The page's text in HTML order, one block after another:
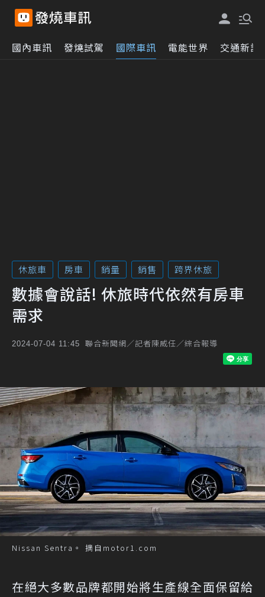
國內車訊 發燒試駕 國際車訊 電能世界 交通新訊
休旅車 房車 銷量 銷售 跨界休旅
數據會說話! 休旅時代依然有房車
需求
2024-07-04 11:45 聯合新聞網／記者陳威任／綜合報導
Nissan Sentra。 摘自motor1.com
在絕大多數品牌都開始將生產線全面保留給